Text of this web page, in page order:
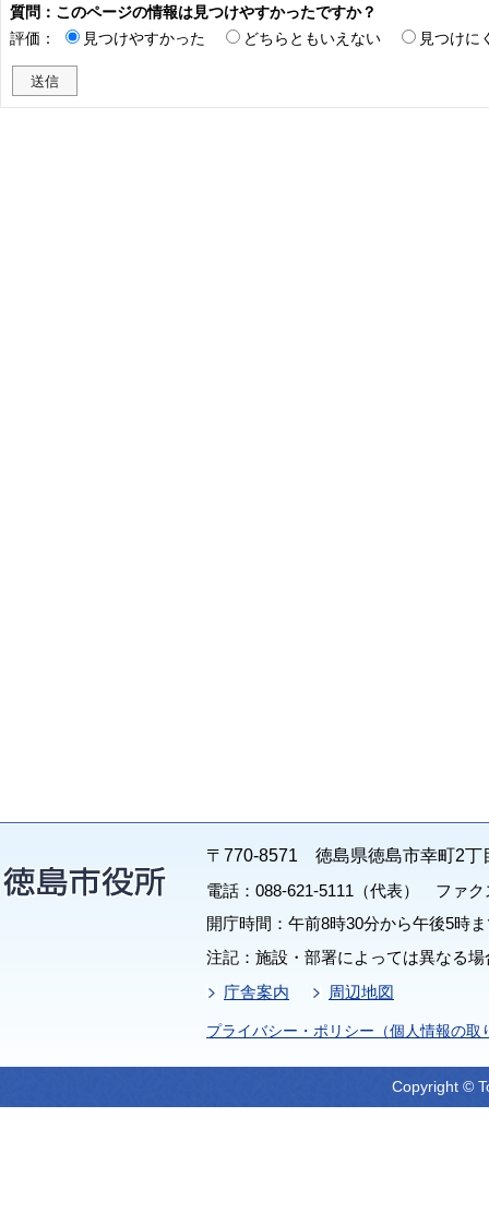
質問：このページの情報は見つけやすかったですか？
評価：
見つけやすかった どちらともいえない 見つけに
〒770-8571 徳島県徳島市幸町2丁
電話：088-621-5111（代表） ファク
開庁時間：午前8時30分から午後5時
注記：施設・部署によっては異なる
庁舎案内
周辺地図
プライバシー・ポリシー（個人情報の取
Copyright ©